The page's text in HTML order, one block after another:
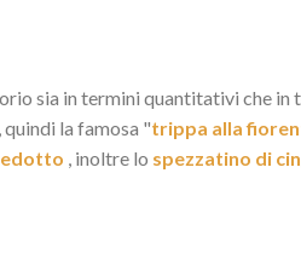
sia in termini quantitativi che in
la famosa "trippa alla
, inoltre lo spezzatino di